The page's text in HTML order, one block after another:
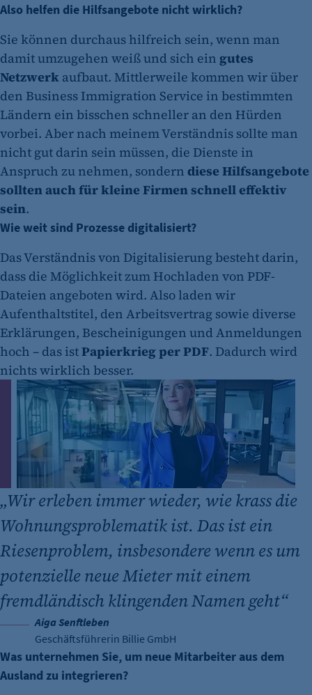
Also helfen die Hilfsangebote nicht wirklich?
Sie können durchaus hilfreich sein, wenn man
damit umzugehen weiß und sich ein gutes
Netzwerk aufbaut. Mittlerweile kommen wir über
den Business Immigration Service in bestimmten
Ländern ein bisschen schneller an den Hürden
vorbei. Aber nach meinem Verständnis sollte man
nicht gut darin sein müssen, die Dienste in
Anspruch zu nehmen, sondern diese Hilfsangebote
sollten auch für kleine Firmen schnell effektiv
sein.
Wie weit sind Prozesse digitalisiert?
Das Verständnis von Digitalisierung besteht darin,
dass die Möglichkeit zum Hochladen von PDF-
Dateien angeboten wird. Also laden wir
Aufenthaltstitel, den Arbeitsvertrag sowie diverse
Erklärungen, Bescheinigungen und Anmeldungen
hoch – das istPapierkrieg per PDF. Dadurch wird
nichts wirklich besser.
„Wir erleben immer wieder, wie krass die
Wohnungsproblematik ist. Das ist ein
Riesenproblem, insbesondere wenn es um
potenzielle neue Mieter mit einem
fremdländisch klingenden Namen geht“
Aiga Senftleben
Geschäftsführerin Billie GmbH
Was unternehmen Sie, um neue Mitarbeiter aus dem
Ausland zu integrieren?